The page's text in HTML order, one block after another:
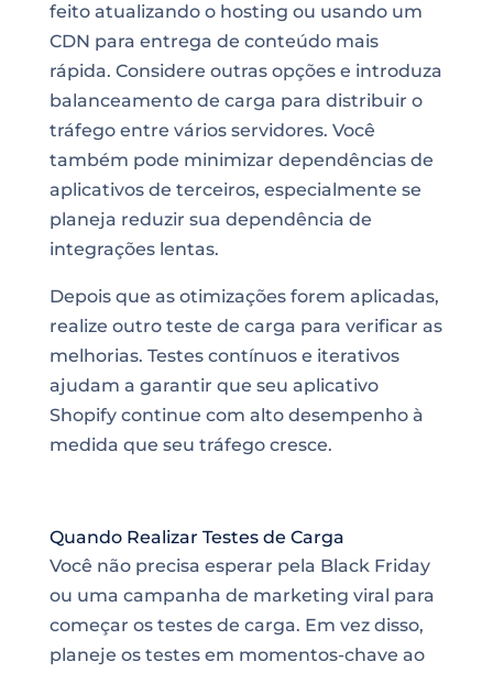
feito atualizando o hosting ou usando um
CDN para entrega de conteúdo mais
rápida. Considere outras opções e introduza
balanceamento de carga para distribuir o
tráfego entre vários servidores. Você
também pode minimizar dependências de
aplicativos de terceiros, especialmente se
planeja reduzir sua dependência de
integrações lentas.
Depois que as otimizações forem aplicadas,
realize outro teste de carga para verificar as
melhorias. Testes contínuos e iterativos
ajudam a garantir que seu aplicativo
Shopify continue com alto desempenho à
medida que seu tráfego cresce.
Quando Realizar Testes de Carga
Você não precisa esperar pela Black Friday
ou uma campanha de marketing viral para
começar os testes de carga. Em vez disso,
planeje os testes em momentos-chave ao